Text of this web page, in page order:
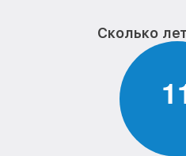
Сколько
1